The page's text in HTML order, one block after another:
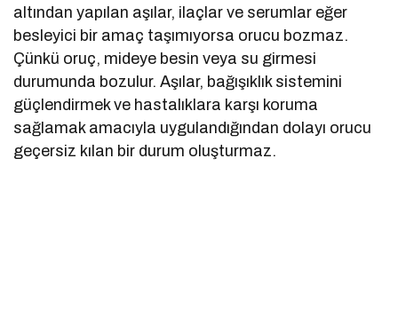
altından yapılan aşılar, ilaçlar ve serumlar eğer
besleyici bir amaç taşımıyorsa orucu bozmaz.
Çünkü oruç, mideye besin veya su girmesi
durumunda bozulur. Aşılar, bağışıklık sistemini
güçlendirmek ve hastalıklara karşı koruma
sağlamak amacıyla uygulandığından dolayı orucu
geçersiz kılan bir durum oluşturmaz.